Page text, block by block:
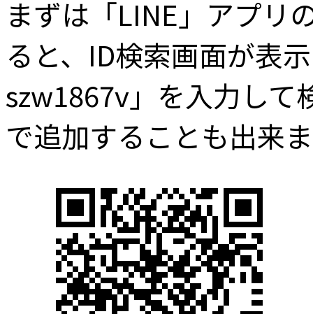
まずは「LINE」アプリ
ると、ID検索画面が表
szw1867v」を入力して
で追加することも出来